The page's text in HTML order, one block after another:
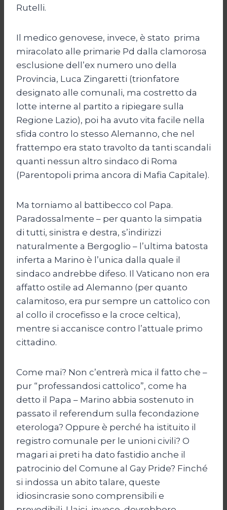
Rutelli.
Il medico genovese, invece, è stato prima
miracolato alle primarie Pd dalla clamorosa
esclusione dell’ex numero uno della
Provincia, Luca Zingaretti (trionfatore
designato alle comunali, ma costretto da
lotte interne al partito a ripiegare sulla
Regione Lazio), poi ha avuto vita facile nella
sfida contro lo stesso Alemanno, che nel
frattempo era stato travolto da tanti scandali
quanti nessun altro sindaco di Roma
(Parentopoli prima ancora di Mafia Capitale).
Ma torniamo al battibecco col Papa.
Paradossalmente – per quanto la simpatia
di tutti, sinistra e destra, s’indirizzi
naturalmente a Bergoglio – l’ultima batosta
inferta a Marino è l’unica dalla quale il
sindaco andrebbe difeso. Il Vaticano non era
affatto ostile ad Alemanno (per quanto
calamitoso, era pur sempre un cattolico con
al collo il crocefisso e la croce celtica),
mentre si accanisce contro l’attuale primo
cittadino.
Come mai? Non c’entrerà mica il fatto che –
pur “professandosi cattolico”, come ha
detto il Papa – Marino abbia sostenuto in
passato il referendum sulla fecondazione
eterologa? Oppure è perché ha istituito il
registro comunale per le unioni civili? O
magari ai preti ha dato fastidio anche il
patrocinio del Comune al Gay Pride? Finché
si indossa un abito talare, queste
idiosincrasie sono comprensibili e